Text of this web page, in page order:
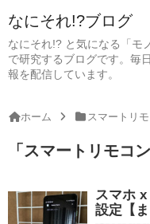
なにそれ!?ブログ
なにそれ!? と気になる「モ
で研究するブログです。毎
報を配信しています。
ホーム スマートリ
「 スマートリモコン
スマホ
設定【ま